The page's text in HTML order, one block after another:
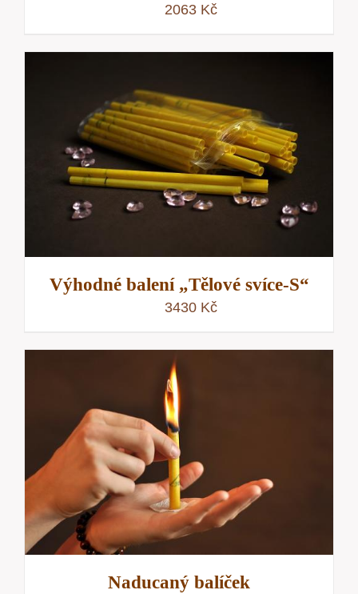
2063 Kč
Výhodné balení „Tělové svíce-S“
3430 Kč
Naducaný balíček